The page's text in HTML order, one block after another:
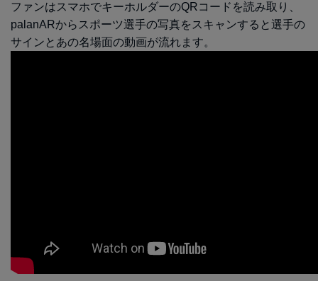
ファンはスマホでキーホルダーのQRコードを読み取り、
palanARからスポーツ選手の写真をスキャンすると選手の
サインとあの名場面の動画が流れます。